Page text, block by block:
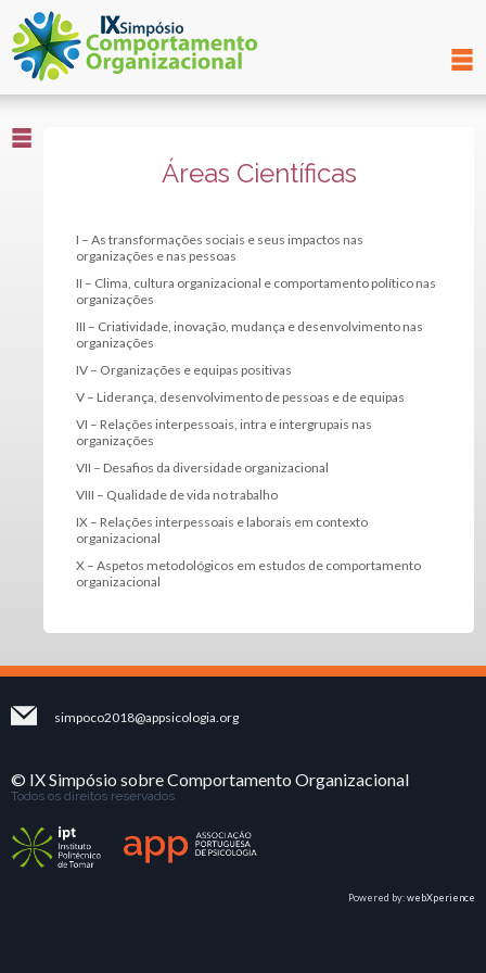
Áreas Científicas
I – As transformações sociais e seus impactos nas
organizações e nas pessoas
II – Clima, cultura organizacional e comportamento político nas
organizações
III – Criatividade, inovação, mudança e desenvolvimento nas
organizações
IV – Organizações e equipas positivas
V – Liderança, desenvolvimento de pessoas e de equipas
VI – Relações interpessoais, intra e intergrupais nas
organizações
VII – Desafios da diversidade organizacional
VIII – Qualidade de vida no trabalho
IX – Relações interpessoais e laborais em contexto
organizacional
X – Aspetos metodológicos em estudos de comportamento
organizacional
simpoco2018@appsicologia.org
© IX Simpósio sobre Comportamento Organizacional
Todos os direitos reservados
Powered by:webXperience